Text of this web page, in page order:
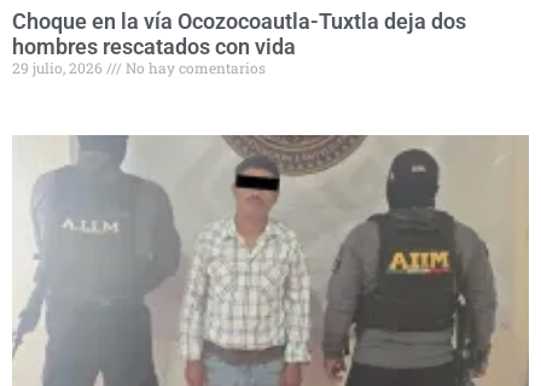
Choque en la vía Ocozocoautla-Tuxtla deja dos
hombres rescatados con vida
29 julio, 2026 No hay comentarios